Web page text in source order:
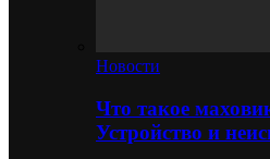
Новости
Что такое
Устройство и